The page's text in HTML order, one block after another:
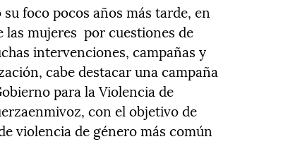
foco pocos años más tarde, en
las mujeres por cuestiones de
intervenciones, campañas y
cabe destacar una campaña
para la Violencia de
con el objetivo de
violencia de género más común